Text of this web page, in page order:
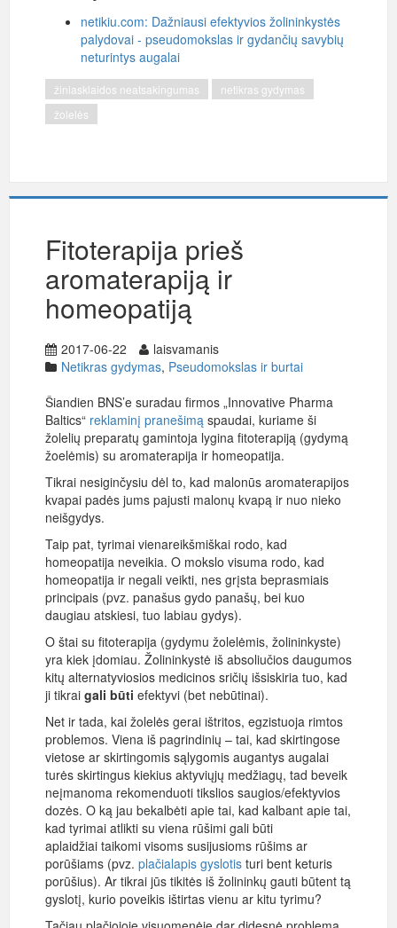
netikiu.com: Dažniausi efektyvios žolininkystės
palydovai - pseudomokslas ir gydančių savybių
neturintys augalai
žiniasklaidos neatsakingumas
netikras gydymas
žolelės
Fitoterapija prieš
aromaterapiją ir
homeopatiją
2017-06-22
laisvamanis
Netikras gydymas, Pseudomokslas ir burtai
Šiandien BNS’e suradau firmos „Innovative Pharma
Baltics“ reklaminį pranešimą spaudai, kuriame ši
žolelių preparatų gamintoja lygina fitoterapiją (gydymą
žoelėmis) su aromaterapija ir homeopatija.
Tikrai nesiginčysiu dėl to, kad malonūs aromaterapijos
kvapai padės jums pajusti malonų kvapą ir nuo nieko
neišgydys.
Taip pat, tyrimai vienareikšmiškai rodo, kad
homeopatija neveikia. O mokslo visuma rodo, kad
homeopatija ir negali veikti, nes grįsta beprasmiais
principais (pvz. panašus gydo panašų, bei kuo
daugiau atskiesi, tuo labiau gydys).
O štai su fitoterapija (gydymu žolelėmis, žolininkyste)
yra kiek įdomiau. Žolininkystė iš absoliučios daugumos
kitų alternatyviosios medicinos sričių išsiskiria tuo, kad
ji tikrai gali būti efektyvi (bet nebūtinai).
Net ir tada, kai žolelės gerai ištritos, egzistuoja rimtos
problemos. Viena iš pagrindinių – tai, kad skirtingose
vietose ar skirtingomis sąlygomis augantys augalai
turės skirtingus kiekius aktyviųjų medžiagų, tad beveik
neįmanoma rekomenduoti tikslios saugios/efektyvios
dozės. O ką jau bekalbėti apie tai, kad kalbant apie tai,
kad tyrimai atlikti su viena rūšimi gali būti
aplaidžiai taikomi visoms susijusioms rūšims ar
porūšiams (pvz. plačialapis gyslotis turi bent keturis
porūšius). Ar tikrai jūs tikitės iš žolininkų gauti būtent tą
gyslotį, kurio poveikis ištirtas vienu ar kitu tyrimu?